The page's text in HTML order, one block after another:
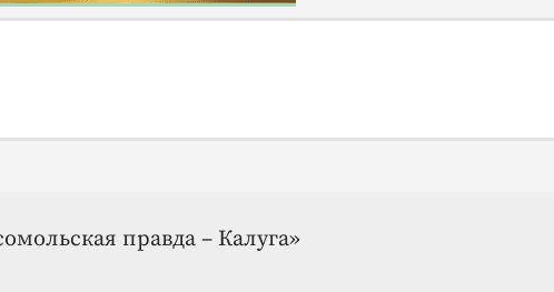
правда – Калуга»